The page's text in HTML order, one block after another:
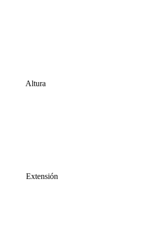
Altura
Extensión